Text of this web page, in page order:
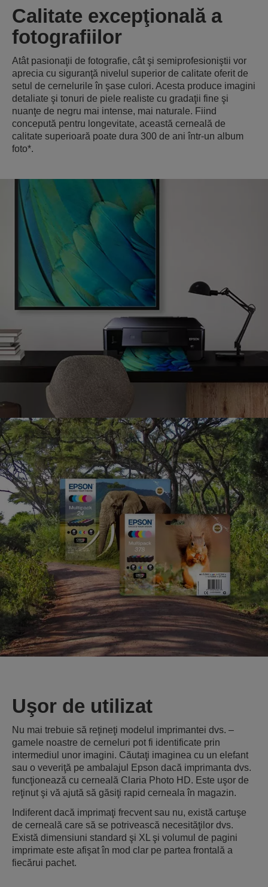
Calitate excepţională a
fotografiilor
Atât pasionaţii de fotografie, cât şi semiprofesioniştii vor
aprecia cu siguranţă nivelul superior de calitate oferit de
setul de cernelurile în şase culori. Acesta produce imagini
detaliate şi tonuri de piele realiste cu gradaţii fine şi
nuanţe de negru mai intense, mai naturale. Fiind
concepută pentru longevitate, această cerneală de
calitate superioară poate dura 300 de ani într-un album
foto*.
Uşor de utilizat
Nu mai trebuie să reţineţi modelul imprimantei dvs. –
gamele noastre de cerneluri pot fi identificate prin
intermediul unor imagini. Căutaţi imaginea cu un elefant
sau o veveriţă pe ambalajul Epson dacă imprimanta dvs.
funcţionează cu cerneală Claria Photo HD. Este uşor de
reţinut şi vă ajută să găsiţi rapid cerneala în magazin.
Indiferent dacă imprimaţi frecvent sau nu, există cartuşe
de cerneală care să se potrivească necesităţilor dvs.
Există dimensiuni standard şi XL şi volumul de pagini
imprimate este afişat în mod clar pe partea frontală a
fiecărui pachet.